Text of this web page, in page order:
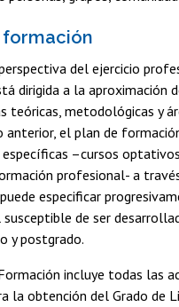
formación
del ejercicio
dirigida a la aproximación
teóricas, metodológicas y
el plan de
–cursos
profesional- a
especificar
de ser
y postgrado.
incluye todas las
la obtención del Grado de